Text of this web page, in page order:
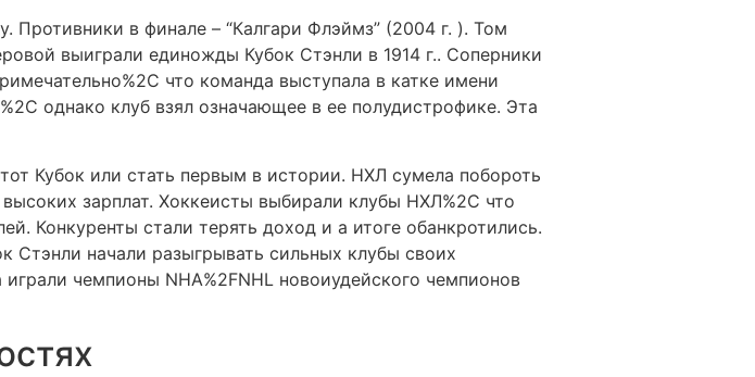
Противники в финале – “Калгари Флэймз” (2004 г. ). Том
выиграли единожды Кубок Стэнли в 1914 г.. Соперники
что команда выступала в катке имени
однако клуб взял означающее в ее полудистрофике. Эта
Кубок или стать первым в истории. НХЛ сумела побороть
зарплат. Хоккеисты выбирали клубы НХЛ%2C что
Конкуренты стали терять доход и а итоге обанкротились.
Стэнли начали разыгрывать сильных клубы своих
чемпионы NHA%2FNHL новоиудейского чемпионов